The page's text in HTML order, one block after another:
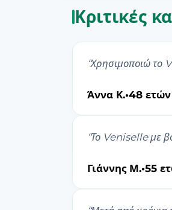
Κριτικές
“Χρησιμοποιώ το
Άννα Κ.•48 ετών
“Το Veniselle με
Γιάννης Μ.•55